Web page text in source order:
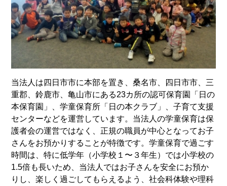
当法人は四日市市に本部を置き、桑名市、四日市市、三
重郡、鈴鹿市、亀山市にある23カ所の認可保育園「日の
本保育園」、学童保育所「日の本クラブ」、子育て支援
センターなどを運営しています。当法人の学童保育は保
護者会の運営ではなく、正規の職員が中心となってお子
さんをお預かりすることが特徴です。学童保育で過ごす
時間は、特に低学年（小学校１〜３年生）では小学校の
1.5倍も長いため、当法人ではお子さんを安全にお預か
りし、楽しく過ごしてもらえるよう、社会科体験や理科